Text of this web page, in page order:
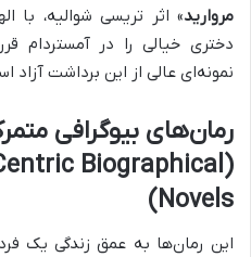
مروارید» اثر تریسی شوالیه، با
دختری خیالی را در
نمونه‌ای عالی از این برداشت آزاد
رمان‌های بیوگرافی
Biographical
Novels)
این رمان‌ها به عمق زندگی یک